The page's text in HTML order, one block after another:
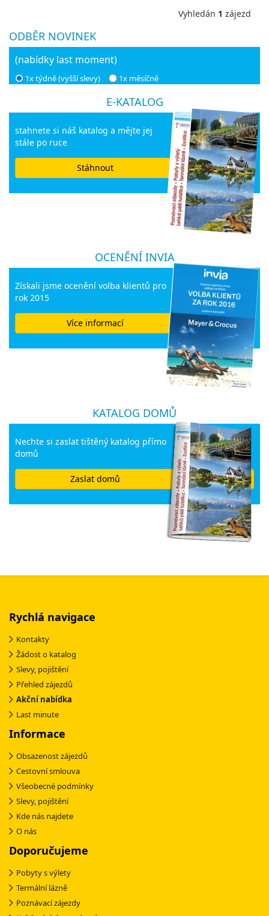
Vyhledán 1 zájezd
ODBĚR NOVINEK
(nabídky last moment)
1x týdně (vyšší slevy) 1x měsíčně
E-KATALOG
stahnete si náš katalog a mějte jej
stále po ruce
Stáhnout
OCENĚNÍ INVIA
Získali jsme ocenění volba klientů pro
rok 2015
Více informací
KATALOG DOMŮ
Nechte si zaslat tištěný katalog přímo
domů
Zaslat domů
Rychlá navigace
Kontakty
Žádost o katalog
Slevy, pojištění
Přehled zájezdů
Akční nabídka
Last minute
Informace
Obsazenost zájezdů
Cestovní smlouva
Všeobecné podmínky
Slevy, pojištění
Kde nás najdete
O nás
Doporučujeme
Pobyty s výlety
Termální lázně
Poznávací zájezdy